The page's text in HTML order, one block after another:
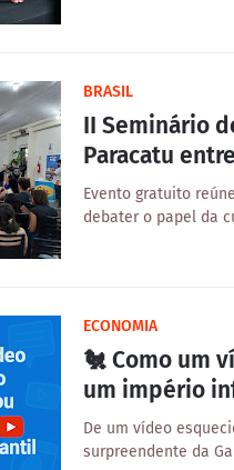
BRASIL
II Seminário
Paracatu
Evento gratuito
debater o papel da
‎ECONOMIA
🐔 Como um
um império
De um vídeo
surpreendente da